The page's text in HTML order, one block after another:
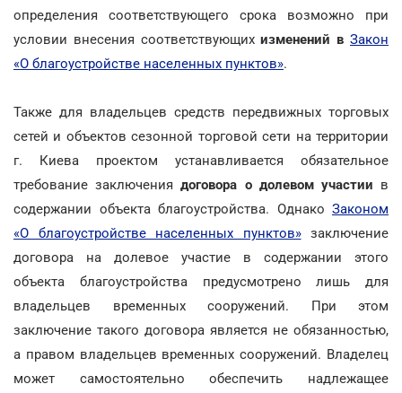
определения соответствующего срока возможно при
условии внесения соответствующихизменений вЗакон
«О благоустройстве населенных пунктов».
Также для владельцев средств передвижных торговых
сетей и объектов сезонной торговой сети на территории
г. Киева проектом устанавливается обязательное
требование заключениядоговора о долевом участии в
содержании объекта благоустройства. Однако Законом
«О благоустройстве населенных пунктов»заключение
договора на долевое участие в содержании этого
объекта благоустройства предусмотрено лишь для
владельцев временных сооружений. При этом
заключение такого договора является не обязанностью,
а правом владельцев временных сооружений. Владелец
может самостоятельно обеспечить надлежащее